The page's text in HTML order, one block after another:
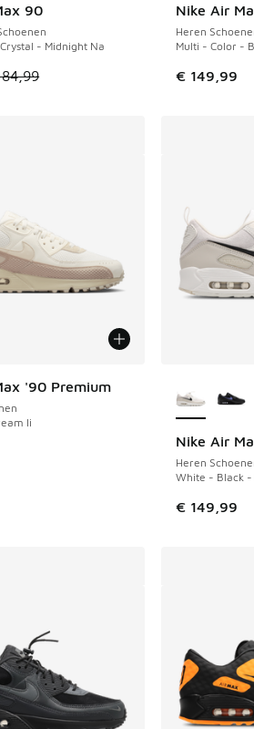
90
- Midnight Na
in de uitverkoop. Dit artikel is in
29 Nike Air
Heren
Multi - Color -
€ 149,99
Prijs verlaagd van €
'90 Premium
Ii
Nike Air
Heren
White - Black
€ 149,99